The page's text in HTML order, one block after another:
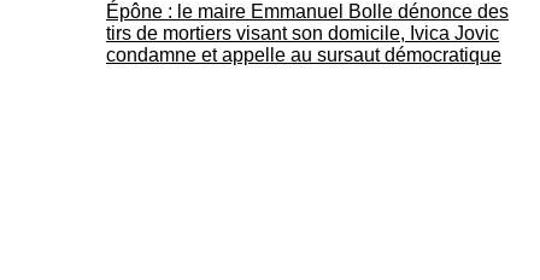
Épône : le maire Emmanuel Bolle dénonce des
tirs de mortiers visant son domicile, Ivica Jovic
condamne et appelle au sursaut démocratique